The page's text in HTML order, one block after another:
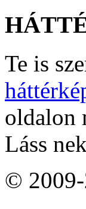
Te is
oldalon
Láss
© 2009-